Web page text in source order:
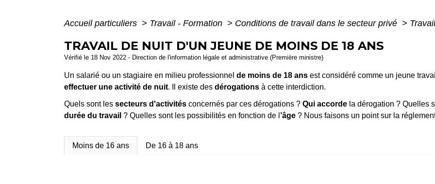
Accueil particuliers > Travail - Formation > Conditions de travail dans le secteur privé >
TRAVAIL DE NUIT D'UN JEUNE DE MOINS DE 18 ANS
Vérifié le 18 Nov 2022 - Direction de l'information légale et administrative (Première ministre)
Un salarié ou un stagiaire en milieu professionnel de moins de 18 ans est considéré comme un jeune
effectuer une activité de nuit. Il existe des dérogations à cette interdiction.
Quels sont les secteurs d'activités concernés par ces dérogations ? Qui accorde la dérogation ? Quelles
durée du travail ? Quelles sont les possibilités en fonction de l ’âge ? Nous faisons un point sur la
Moins de 16 ans De 16 à 18 ans